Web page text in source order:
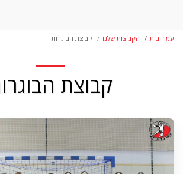
עמוד בית הקבוצות שלנו קבוצת הבוגרות
קבוצת